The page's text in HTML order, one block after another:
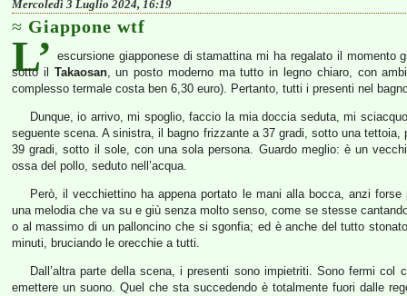
Mercoledì 3 Luglio 2024, 16:19
Giappone wtf
L’ escursione giapponese di stamattina mi ha regalato il momento
sotto il Takaosan, un posto moderno ma tutto in legno chiaro, con
complesso termale costa ben 6,30 euro). Pertanto, tutti i presenti nel
Dunque, io arrivo, mi spoglio, faccio la mia doccia seduta, mi
seguente scena. A sinistra, il bagno frizzante a 37 gradi, sotto una
39 gradi, sotto il sole, con una sola persona. Guardo meglio: è un
ossa del pollo, seduto nell’acqua.
Però, il vecchiettino ha appena portato le mani alla bocca, anzi
una melodia che va su e giù senza molto senso, come se stesse
o al massimo di un palloncino che si sgonfia; ed è anche del tutto
minuti, bruciando le orecchie a tutti.
Dall’altra parte della scena, i presenti sono impietriti. Sono fermi
emettere un suono. Quel che sta succedendo è totalmente fuori dalle